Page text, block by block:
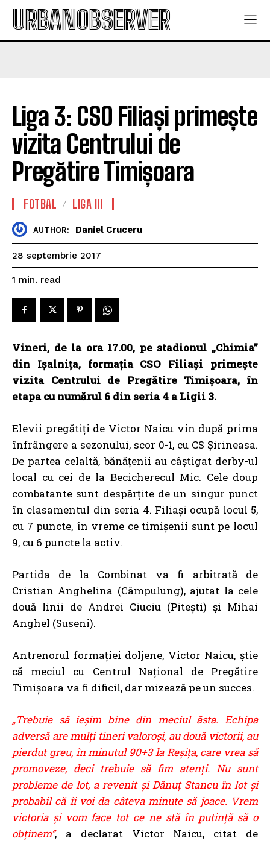
URBANOBSERVER
Liga 3: CSO Filiași primește
vizita Centrului de
Pregătire Timișoara
FOTBAL LIGA III
AUTHOR: Daniel Cruceru
28 septembrie 2017
1 min. read
Vineri, de la ora 17.00, pe stadionul „Chimia”
din Ișalnița, formația CSO Filiași primește
vizita Centrului de Pregătire Timișoara, în
etapa cu numărul 6 din seria 4 a Ligii 3.
Elevii pregătiți de Victor Naicu vin după prima
înfrângere a sezonului, scor 0-1, cu CS Șirineasa.
De partea celaltă, bănățenii au câștigat derby-ul
local cu cei de la Becicherecul Mic. Cele doup
combatante sunt despărțite de un singur punct
în clasamentul din seria 4. Filiași ocupă locul 5,
cu 7 puncte, în vreme ce timișenii sunt pe locul
9, cu 6 puncte la activ.
Partida de la Combinat va fi arbitrată de
Cristian Anghelina (Câmpulung), ajutat la cele
două linii de Andrei Ciuciu (Pitești) și Mihai
Anghel (Suseni).
Antrenorul formației doljene, Victor Naicu, știe
că meciul cu Centrul Național de Pregătire
Timișoara va fi dificil, dar mizează pe un succes.
„Trebuie să ieșim bine din meciul ăsta. Echipa
adversă are mulți tineri valoroși, au două victorii, au
pierdut greu, în minutul 90+3 la Reșița, care vrea să
promoveze, deci trebuie să fim atenți. Nu sunt
probleme de lot, a revenit și Dănuț Stancu în lot și
probabil că îi voi da câteva minute să joace. Vrem
victoria și vom face tot ce ne stă în putință să o
obținem”, a declarat Victor Naicu, citat de